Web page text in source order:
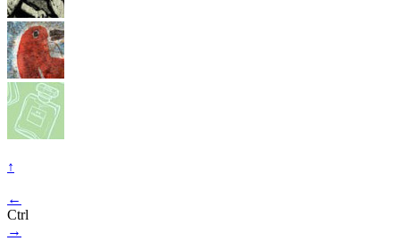
↑
←
Ctrl
→